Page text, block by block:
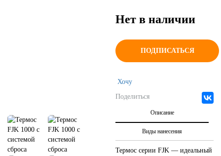
Нет в наличии
ПОДПИСАТЬСЯ
Хочу
Поделиться
Описание
Виды нанесения
Термос серии FJK — идеальный